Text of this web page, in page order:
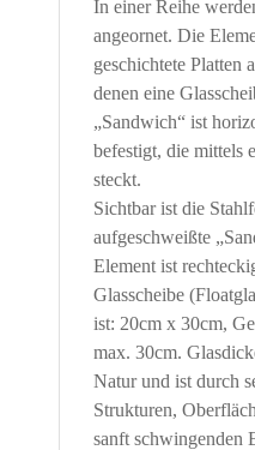
In einer Reihe
angeornet. Die
geschichtete Platten
denen eine
„Sandwich“ ist
befestigt, die mittels
steckt.
Sichtbar ist die
aufgeschweißte
Element ist
Glasscheibe
ist: 20cm x 30cm,
max. 30cm.
Natur und ist durch
Strukturen,
sanft schwingenden